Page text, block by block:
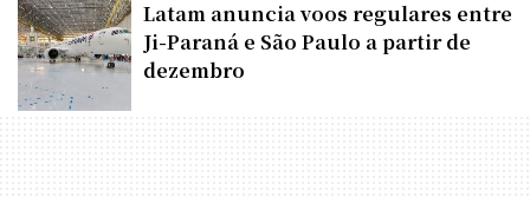
Latam anuncia voos regulares entre
Ji-Paraná e São Paulo a partir de
dezembro